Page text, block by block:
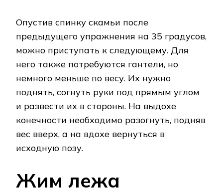
Опустив спинку скамьи после
предыдущего упражнения на 35 градусов,
можно приступать к следующему. Для
него также потребуются гантели, но
немного меньше по весу. Их нужно
поднять, согнуть руки под прямым углом
и развести их в стороны. На выдохе
конечности необходимо разогнуть, подняв
вес вверх, а на вдохе вернуться в
исходную позу.
Жим лежа